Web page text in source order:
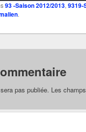
93 -Saison 2012/2013, 9319-
.
pas publiée. Les